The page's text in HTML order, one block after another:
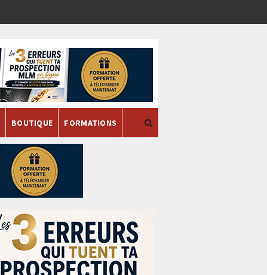
BOUTIQUE FORMATIONS